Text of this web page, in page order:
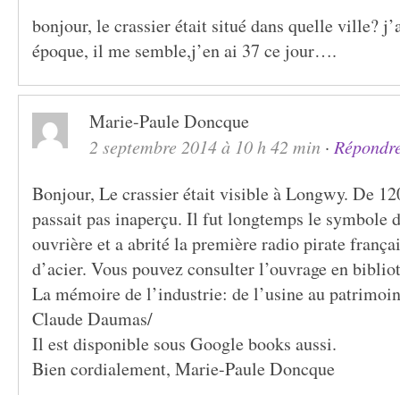
bonjour, le crassier était situé dans quelle ville?
époque, il me semble,j’en ai 37 ce jour….
Marie-Paule Doncque
2 septembre 2014 à 10 h 42 min ·
Bonjour, Le crassier était visible à Longwy. De
passait pas inaperçu. Il fut longtemps le symbole
ouvrière et a abrité la première radio pirate
d’acier. Vous pouvez consulter l’ouvrage en
La mémoire de l’industrie: de l’usine au
Claude Daumas/
Il est disponible sous Google books aussi.
Bien cordialement, Marie-Paule Doncque